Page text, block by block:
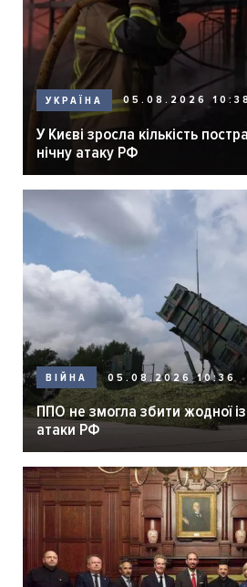
УКРАЇНА 05.08.2026 10:38
У Києві зросла кількість
нічну атаку РФ
ВІЙНА 05.08.2026 10:36
ППО не змогла збити жодної
атаки РФ